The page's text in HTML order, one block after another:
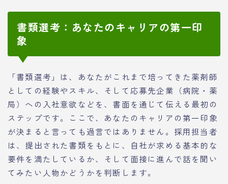
書類選考：あなたのキャリアの第一印
象
「書類選考」は、あなたがこれまで培ってきた薬剤師
としての経験やスキル、そして応募先企業（病院・薬
局）への入社意欲などを、書面を通じて伝える最初の
ステップです。ここで、あなたのキャリアの第一印象
が決まると言っても過言ではありません。採用担当者
は、提出された書類をもとに、自社が求める基本的な
要件を満たしているか、そして面接に進んで話を聞い
てみたい人物かどうかを判断します。